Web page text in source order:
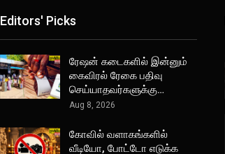
Editors' Picks
ரேஷன் கடைகளில் இன்னும்
கைவிரல் ரேகை பதிவு
செய்யாதவர்களுக்கு…
Aug 8, 2026
கோவில் வளாகங்களில்
வீடியோ, போட்டோ எடுக்க